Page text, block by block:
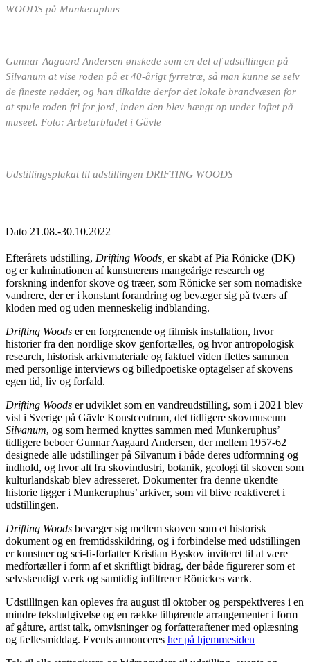
WOODS på Munkeruphus
Gunnar Aagaard Andersen ønskede som en del af udstillingen på
Silvanum at vise roden på et 40-årigt fyrretræ, så man kunne se selv
de fineste rødder, og han tilkaldte derfor det lokale brandvæsen for
at spule roden fri for jord, inden den blev hængt op under loftet på
museet. Foto: Arbetarbladet i Gävle
Udstillingsplakat til udstillingen DRIFTING WOODS
Dato 21.08.-30.10.2022
Efterårets udstilling, Drifting Woods, er skabt af Pia Rönicke (DK)
og er kulminationen af kunstnerens mangeårige research og
forskning indenfor skove og træer, som Rönicke ser som nomadiske
vandrere, der er i konstant forandring og bevæger sig på tværs af
kloden med og uden menneskelig indblanding.
Drifting Woods er en forgrenende og filmisk installation, hvor
historier fra den nordlige skov genfortælles, og hvor antropologisk
research, historisk arkivmateriale og faktuel viden flettes sammen
med personlige interviews og billedpoetiske optagel­ser af skovens
egen tid, liv og forfald.
Drifting Woods er udviklet som en vandreudstilling, som i 2021 blev
vist i Sverige på Gävle Konstcentrum, det tidligere skovmuseum
Silvanum, og som hermed knyttes sammen med Munkeruphus’
tidligere beboer Gunnar Aagaard Andersen, der mellem 1957-62
designede alle udstillinger på Silvanum i både deres udformning og
indhold, og hvor alt fra skovindustri, botanik, geologi til skoven som
kulturlandskab blev adresseret. Dokumenter fra denne ukendte
historie ligger i Munkeruphus’ arkiver, som vil blive reaktiveret i
udstillingen.
Drifting Woods bevæger sig mellem skoven som et historisk
dokument og en fremtidsskildring, og i forbindelse med udstillingen
er kunstner og sci-fi-forfatter Kristian Byskov inviteret til at være
medfortæller i form af et skriftligt bidrag, der både figurerer som et
selvstændigt værk og samtidig infiltrerer Rönickes værk.
Udstillingen kan opleves fra august til oktober og perspektiveres i en
mindre tekstudgivelse og en række tilhørende arrangementer i form
af gåture, artist talk, omvisninger og forfatteraftener med oplæsning
og fællesmiddag. Events annonceres her på hjemmesiden